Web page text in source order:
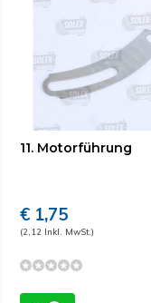
11. Motorführung
€ 1,75
(2,12 Inkl. MwSt.)